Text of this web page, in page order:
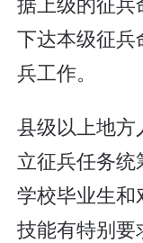
下达本级征
兵工作。
县级以上地
立征兵任务
学校毕业生
技能有特别